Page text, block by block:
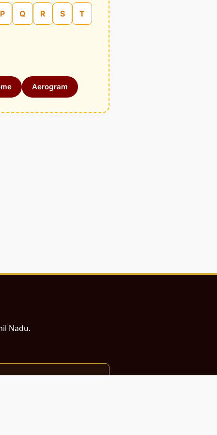
P Q R S T
Aerogram
Nadu.